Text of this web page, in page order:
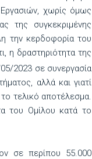
χωρίς όμως
της συγκεκριμένης
την κερδοφορία του
η δραστηριότητα της
2023 σε συνεργασία
αλλά και γιατί
τελικό αποτέλεσμα.
του Ομίλου κατά το
σε περίπου 55.000